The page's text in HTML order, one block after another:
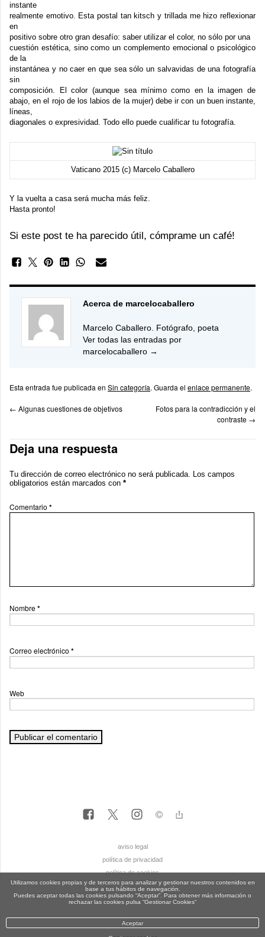
instante
realmente emotivo. Esta postal tan kitsch y trillada me hizo reflexionar
en
positivo sobre otro gran desafío: saber utilizar el color, no sólo por una
cuestión estética, sino como un complemento emocional o psicológico
de la
instantánea y no caer en que sea sólo un salvavidas de una fotografía
sin
composición. El color (aunque sea mínimo como en la imagen de
abajo, en el rojo de los labios de la mujer) debe ir con un buen instante,
líneas,
diagonales o expresividad. Todo ello puede cualificar tu fotografía.
Vaticano 2015 (c) Marcelo Caballero
Y la vuelta a casa será mucha más feliz.
Hasta pronto!
Si este post te ha parecido útil, cómprame un café!
Acerca de marcelocaballero
Marcelo Caballero. Fotógrafo, poeta
Ver todas las entradas por
marcelocaballero →
Esta entrada fue publicada en Sin categoría. Guarda el enlace permanente.
← Algunas cuestiones de objetivos
Fotos para la contradicción y el
contraste →
Deja una respuesta
Tu dirección de correo electrónico no será publicada. Los campos
obligatorios están marcados con *
Comentario *
Nombre*
Correo electrónico *
Web
aviso legal
política de privacidad
política de cookies
Utilizamos cookies propias y de terceros para analizar y gestionar nuestros contenidos en
base a tus hábitos de navegación.
Puedes aceptar todas las cookies pulsando “Aceptar”. Para obtener más información o
rechazar las cookies pulsa “Gestionar Cookies“
Aceptar